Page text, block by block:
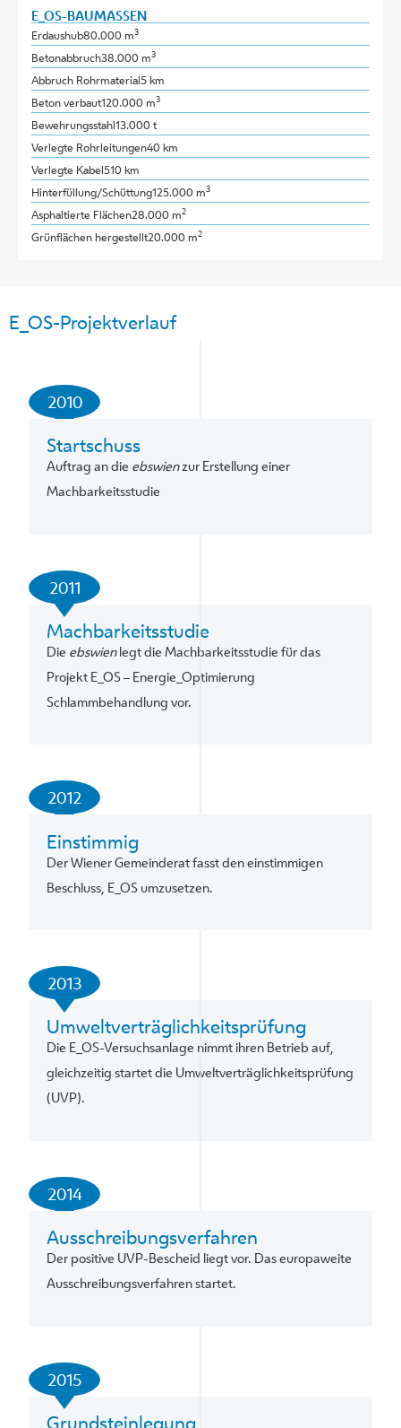
E_OS-BAUMASSEN
Erdaushub80.000 m3
Betonabbruch38.000 m3
Abbruch Rohrmaterial5 km
Beton verbaut120.000 m3
Bewehrungsstahl13.000 t
Verlegte Rohrleitungen40 km
Verlegte Kabel510 km
Hinterfüllung/Schüttung125.000 m3
Asphaltierte Flächen28.000 m2
Grünflächen hergestellt20.000 m2
E_OS-Projektverlauf
2010
Startschuss
Auftrag an die ebswienzur Erstellung einer
Machbarkeitsstudie
2011
Machbarkeitsstudie
Die ebswienlegt die Machbarkeitsstudie für das
Projekt E_OS – Energie_Optimierung
Schlammbehandlung vor.
2012
Einstimmig
Der Wiener Gemeinderat fasst den einstimmigen
Beschluss, E_OS umzusetzen.
2013
Umweltverträglichkeitsprüfung
Die E_OS-Versuchsanlage nimmt ihren Betrieb auf,
gleichzeitig startet die Umweltverträglichkeitsprüfung
(UVP).
2014
Ausschreibungsverfahren
Der positive UVP-Bescheid liegt vor. Das europaweite
Ausschreibungsverfahren startet.
2015
Grundsteinlegung